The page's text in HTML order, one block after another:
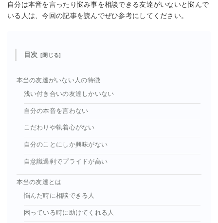
自分は本音を言ったり悩み事を相談できる友達がいないと悩んで
いる人は、今回の記事を読んでぜひ参考にしてください。
目次
本当の友達がいない人の特徴
浅い付き合いの友達しかいない
自分の本音を言わない
こだわりや執着心がない
自分のことにしか興味がない
自意識過剰でプライドが高い
本当の友達とは
悩んだ時に相談できる人
困っている時に助けてくれる人